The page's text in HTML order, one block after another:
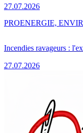
27.07.2026
Incendies ravageurs :
27.07.2026
PROENERGIE,